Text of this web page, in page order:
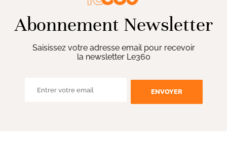
Abonnement Newsletter
Saisissez votre adresse email pour recevoir
la newsletter Le360
ENVOYER